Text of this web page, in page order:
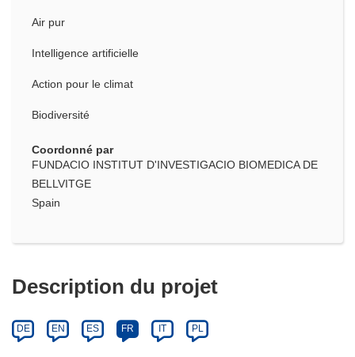
Air pur
Intelligence artificielle
Action pour le climat
Biodiversité
Coordonné par
FUNDACIO INSTITUT D'INVESTIGACIO BIOMEDICA DE
BELLVITGE
Spain
Description du projet
DE EN ES FR IT PL